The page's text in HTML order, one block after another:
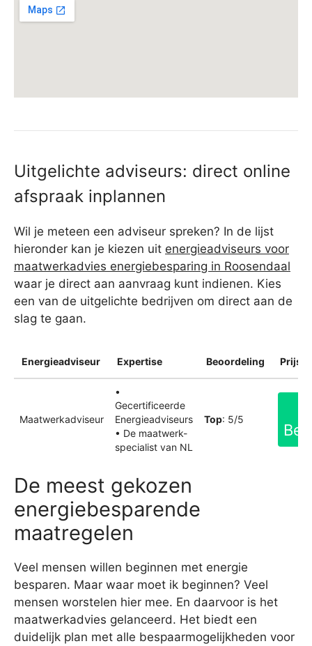
Uitgelichte adviseurs: direct online
afspraak inplannen
Wil je meteen een adviseur spreken? In de lijst
hieronder kan je kiezen uit energieadviseurs voor
maatwerkadvies energiebesparing in Roosendaal
waar je direct aan aanvraag kunt indienen. Kies
een van de uitgelichte bedrijven om direct aan de
slag te gaan.
Energieadviseur Expertise Beoordeling
Maatwerkadviseur
•
Gecertificeerde
Energieadviseurs
• De maatwerk-
specialist van NL
Top: 5/5
De meest gekozen
energiebesparende
maatregelen
Veel mensen willen beginnen met energie
besparen. Maar waar moet ik beginnen? Veel
mensen worstelen hier mee. En daarvoor is het
maatwerkadvies gelanceerd. Het biedt een
duidelijk plan met alle bespaarmogelijkheden voor